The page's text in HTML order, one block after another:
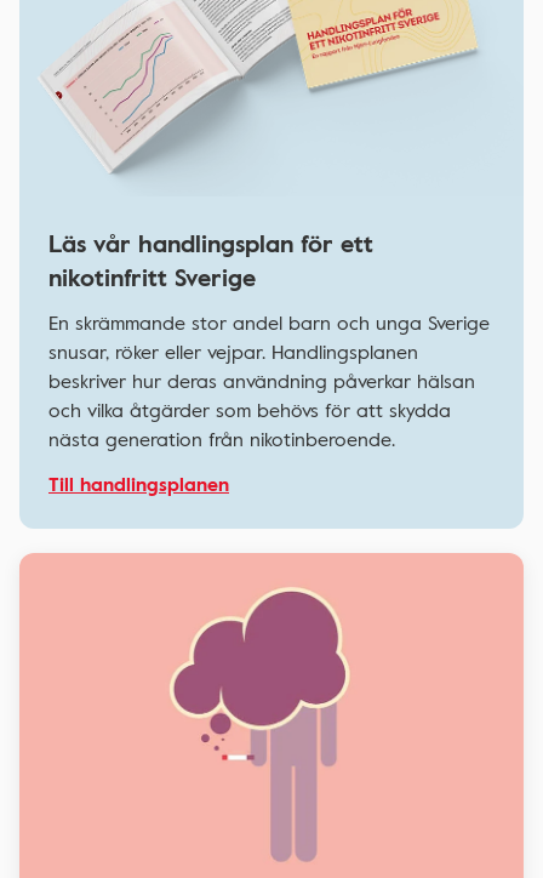
Läs vår handlingsplan för ett
nikotinfritt Sverige
En skrämmande stor andel barn och unga Sverige
snusar, röker eller vejpar. Handlingsplanen
beskriver hur deras användning påverkar hälsan
och vilka åtgärder som behövs för att skydda
nästa generation från nikotinberoende.
Till handlingsplanen